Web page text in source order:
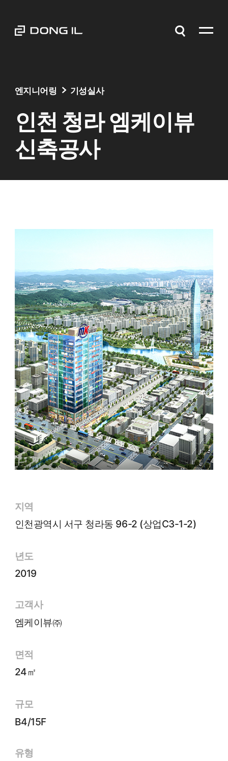
엔지니어링 기성실사
인천 청라 엠케이뷰
신축공사
지역
인천광역시 서구 청라동 96-2 (상업C3-1-2)
년도
2019
고객사
엠케이뷰㈜
면적
24㎡
규모
B4/15F
유형